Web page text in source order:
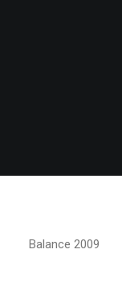
Balance 2009